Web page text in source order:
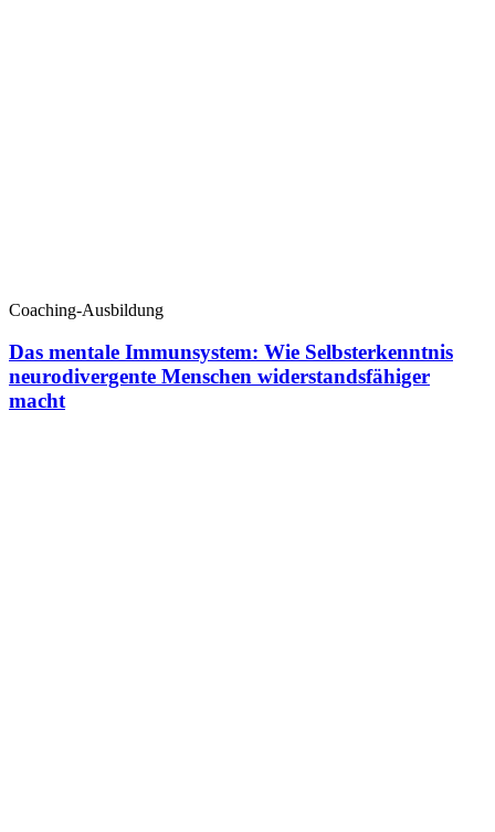
Coaching-Ausbildung
Das mentale Immunsystem: Wie Selbsterkenntnis
neurodivergente Menschen widerstandsfähiger
macht